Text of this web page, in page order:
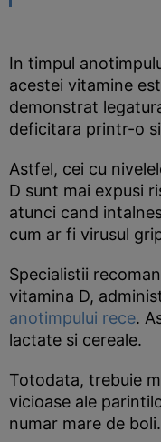
In timpul
acestei vitamine
demonstrat
deficitara printr-o
Astfel, cei cu
D sunt mai expusi
atunci cand
cum ar fi virusul
Specialistii
vitamina D,
anotimpului rece.
lactate si cereale.
Totodata, trebuie
vicioase ale
numar mare de boli.